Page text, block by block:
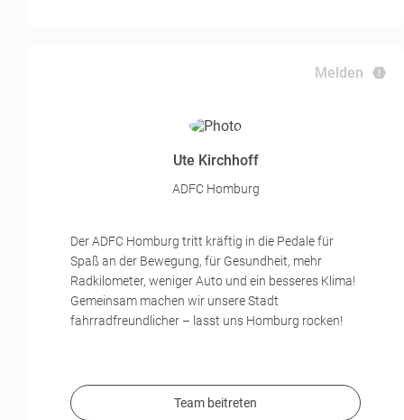
Melden
Ute Kirchhoff
ADFC Homburg
Der ADFC Homburg tritt kräftig in die Pedale für
Spaß an der Bewegung, für Gesundheit, mehr
Radkilometer, weniger Auto und ein besseres Klima!
Gemeinsam machen wir unsere Stadt
fahrradfreundlicher – lasst uns Homburg rocken!
Team beitreten